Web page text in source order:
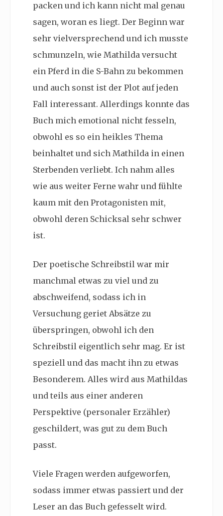
packen und ich kann nicht mal genau
sagen, woran es liegt. Der Beginn war
sehr vielversprechend und ich musste
schmunzeln, wie Mathilda versucht
ein Pferd in die S-Bahn zu bekommen
und auch sonst ist der Plot auf jeden
Fall interessant. Allerdings konnte das
Buch mich emotional nicht fesseln,
obwohl es so ein heikles Thema
beinhaltet und sich Mathilda in einen
Sterbenden verliebt. Ich nahm alles
wie aus weiter Ferne wahr und fühlte
kaum mit den Protagonisten mit,
obwohl deren Schicksal sehr schwer
ist.
Der poetische Schreibstil war mir
manchmal etwas zu viel und zu
abschweifend, sodass ich in
Versuchung geriet Absätze zu
überspringen, obwohl ich den
Schreibstil eigentlich sehr mag. Er ist
speziell und das macht ihn zu etwas
Besonderem. Alles wird aus Mathildas
und teils aus einer anderen
Perspektive (personaler Erzähler)
geschildert, was gut zu dem Buch
passt.
Viele Fragen werden aufgeworfen,
sodass immer etwas passiert und der
Leser an das Buch gefesselt wird.